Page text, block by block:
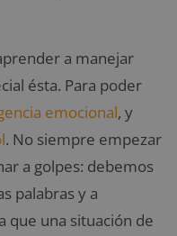
a manejar
ésta. Para poder
emocional, y
. No siempre empezar
a golpes: debemos
palabras y a
que una situación de